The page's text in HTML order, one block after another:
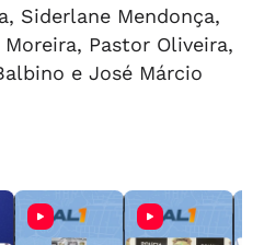
Siderlane Mendonça,
Pastor Oliveira,
e José Márcio